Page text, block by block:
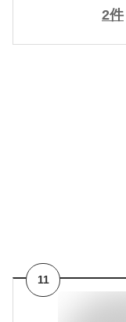
2件
11